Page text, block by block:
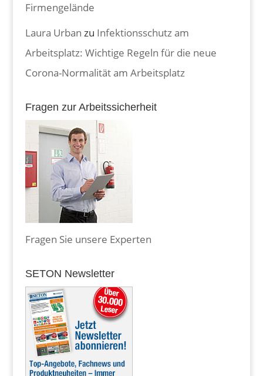
Firmengelände
Laura Urban zu Infektionsschutz am
Arbeitsplatz: Wichtige Regeln für die neue
Corona-Normalität am Arbeitsplatz
Fragen zur Arbeitssicherheit
Fragen Sie unsere Experten
SETON Newsletter